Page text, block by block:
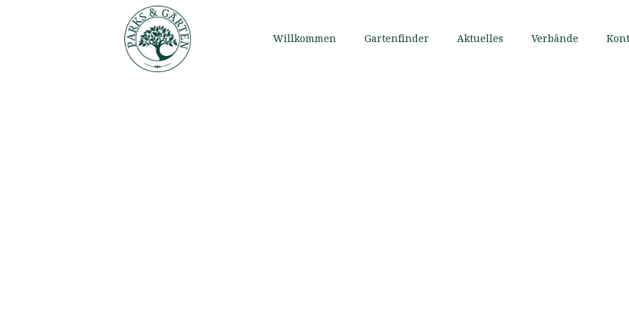
Willkommen Gartenfinder Aktuelles Verbände